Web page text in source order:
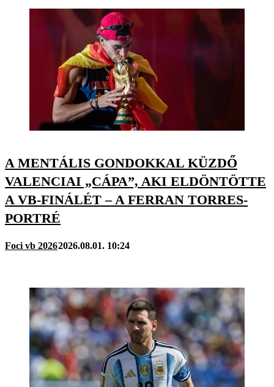
A MENTÁLIS GONDOKKAL KÜZDŐ
VALENCIAI „CÁPA”, AKI ELDÖNTÖTTE
A VB-FINÁLÉT – A FERRAN TORRES-
PORTRÉ
Foci vb 20262026.08.01. 10:24